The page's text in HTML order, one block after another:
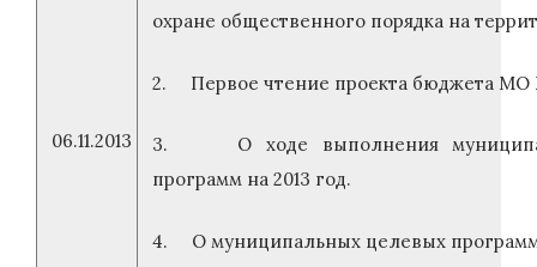
06.11.2013
охране общественного порядка на
2. Первое чтение проекта бюджета МО
3. О ходе выполнения
программ на 2013 год.
4. О муниципальных целевых